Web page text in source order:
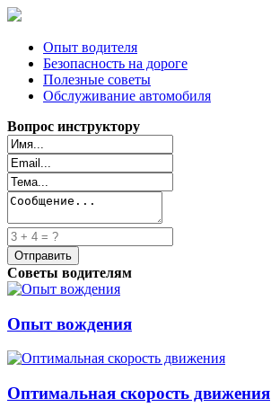
Опыт водителя
Безопасность на дороге
Полезные советы
Обслуживание автомобиля
Вопрос инструктору
Советы водителям
Опыт вождения
Оптимальная скорость движения